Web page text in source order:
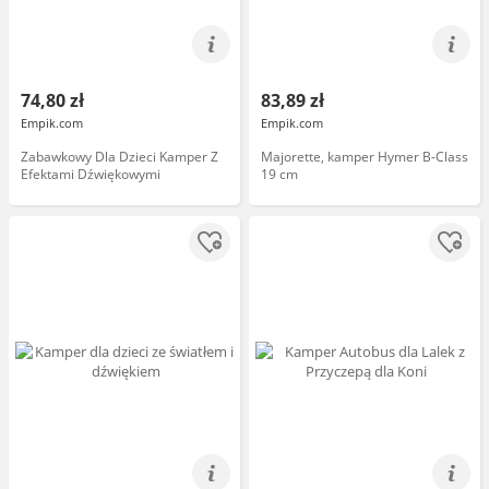
74,80 zł
Empik.com
Zabawkowy Dla Dzieci Kamper Z
Efektami Dźwiękowymi
83,89 zł
Empik.com
Majorette, kamper Hymer B-Class
19 cm